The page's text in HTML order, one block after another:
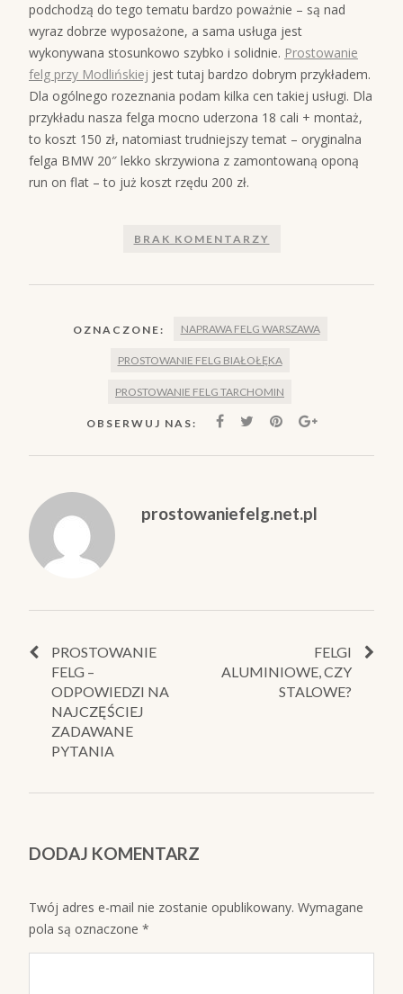
podchodzą do tego tematu bardzo poważnie – są nad
wyraz dobrze wyposażone, a sama usługa jest
wykonywana stosunkowo szybko i solidnie. Prostowanie
felg przy Modlińskiej jest tutaj bardzo dobrym przykładem.
Dla ogólnego rozeznania podam kilka cen takiej usługi. Dla
przykładu nasza felga mocno uderzona 18 cali + montaż,
to koszt 150 zł, natomiast trudniejszy temat – oryginalna
felga BMW 20″ lekko skrzywiona z zamontowaną oponą
run on flat – to już koszt rzędu 200 zł.
BRAK KOMENTARZY
OZNACZONE: NAPRAWA FELG WARSZAWA
PROSTOWANIE FELG BIAŁOŁĘKA
PROSTOWANIE FELG TARCHOMIN
OBSERWUJ NAS:
prostowaniefelg.net.pl
PROSTOWANIE
FELG –
ODPOWIEDZI NA
NAJCZĘŚCIEJ
ZADAWANE
PYTANIA
FELGI
ALUMINIOWE, CZY
STALOWE?
DODAJ KOMENTARZ
Twój adres e-mail nie zostanie opublikowany. Wymagane
pola są oznaczone *